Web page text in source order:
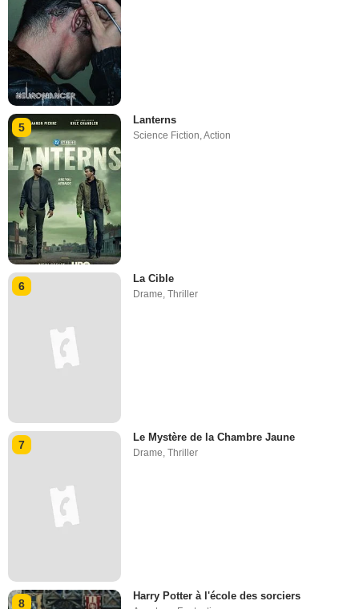
5
Lanterns
Science Fiction ,Action
6
La Cible
Drame,Thriller
7
Le Mystère de la Chambre Jaune
Drame,Thriller
8
Harry Potter à l'école des sorciers